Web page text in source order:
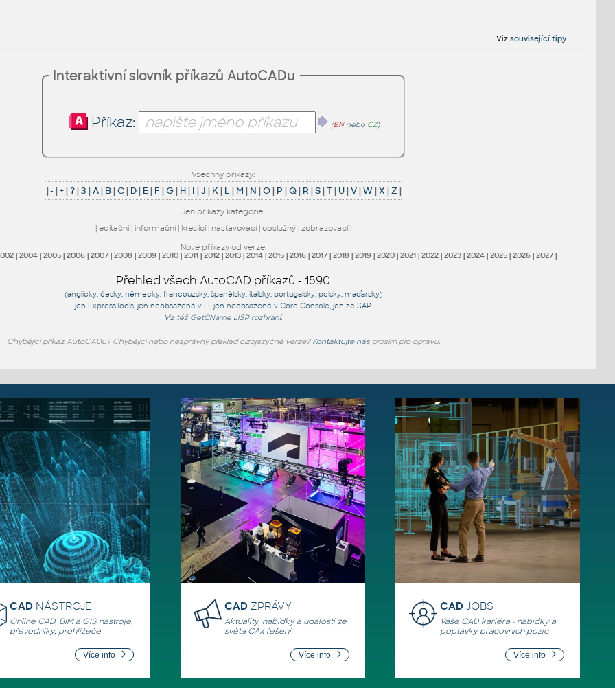
Vizsouvisející tipy:
Interaktivní slovník příkazů AutoCADu
Příkaz: (ENnebo CZ)
Všechny příkazy:
|- |+|?|3 |A| B|C| D| E| F |G| H| I |J | K| L | M | N |O| P |Q| R |S|T| U|V|W|X |Z |
Jen příkazy kategorie:
| editační| informační| kreslicí| nastavovací| obslužný| zobrazovací|
Nové příkazy od verze:
| 2004| 2005| 2006| 2007| 2008 | 2009| 2010| 2011| 2012| 2013| 2014| 2015| 2016| 2017| 2018 | 2019| 2020| 2021| 2022| 2023| 2024| 2025| 2026| 2027|
Přehled všech AutoCAD příkazů - 1590
(anglicky, česky, německy, francouzsky, španělsky, italsky, portugalsky, polsky, maďarsky)
jen ExpressTools, jenneobsažené v LT, jenneobsažené v Core Console, jenze SAP
Viz též GetCName LISP rozhraní.
Chybějící příkaz AutoCADu? Chybějící nebo nesprávný překlad cizojazyčné verze? Kontaktujte násprosím pro opravu.
CAD NÁSTROJE
Online CAD, BIM a GIS nástroje,
převodníky, prohlížeče
Více info
CAD ZPRÁVY
Aktuality, nabídky a události ze
světa CAx řešení
Více info
CADJOBS
Vaše CAD kariéra - nabídky a
poptávky pracovních pozic
Více info